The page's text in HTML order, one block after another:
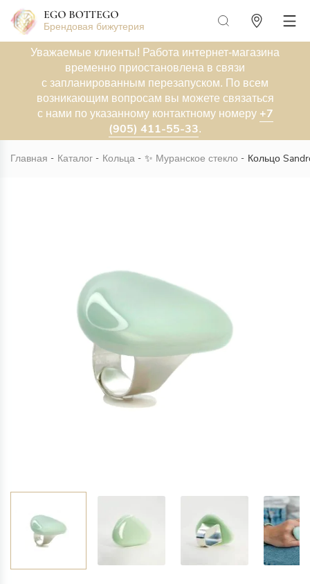
Брендовая бижутерия
Уважаемые клиенты! Работа интернет-магазина
временно приостановлена в связи
с запланированным перезапуском. По всем
возникающим вопросам вы можете связаться
с нами по указанному контактному номеру +7
(905) 411-55-33.
Главная Каталог Кольца ✨ Муранское стекло Кольцо